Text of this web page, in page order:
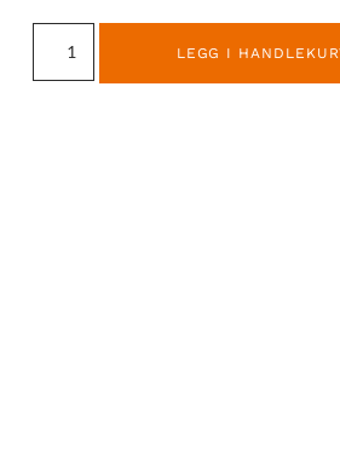
LEGG I